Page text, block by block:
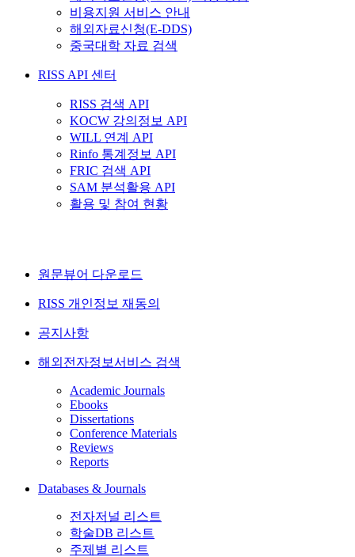
비용지원 서비스 안내
해외자료신청(E-DDS)
중국대학 자료 검색
RISS API 센터
RISS 검색 API
KOCW 강의정보 API
WILL 연계 API
Rinfo 통계정보 API
FRIC 검색 API
SAM 분석활용 API
활용 및 참여 현황
원문뷰어 다운로드
RISS 개인정보 재동의
공지사항
해외전자정보서비스 검색
Academic Journals
Ebooks
Dissertations
Conference Materials
Reviews
Reports
Databases & Journals
전자저널 리스트
학술DB 리스트
주제별 리스트